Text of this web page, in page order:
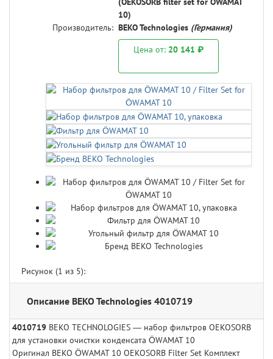
10)
Производитель: BEKO Technologies (Германия)
Цена от: 20 141 ₽
Рисунок (1 из 5):
Описание BEKO Technologies 4010719
4010719 BEKO TECHNOLOGIES — набор фильтров OEKOSORB
для установки очистки конденсата ÖWAMAT 10
Оригинал BEKO ÖWAMAT 10 OEKOSORB Filter Set Комплект